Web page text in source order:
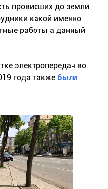
провисших до земли
какой именно
работы а данный
электропередач во
года также были